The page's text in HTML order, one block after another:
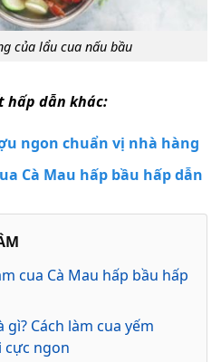
của lẩu cua nấu bầu
hấp dẫn khác:
ngon chuẩn vị nhà hàng
Cà Mau hấp bầu hấp dẫn
cua Cà Mau hấp bầu hấp
gì? Cách làm cua yếm
cực ngon